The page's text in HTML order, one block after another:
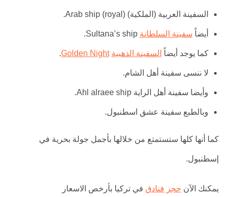
السفينة العربية (الملكية) Arab ship (royal).
أيضاً سفينة السلطانة Sultana’s ship.
كما يوجد أيضاً السفينة الذهبية Golden Night
.
لا ننسى سفينة أهل الشام.
وأيضا سفينة أهل الراية Ahl alraee ship.
وبالطبع سفينة عشق اسطنبول.
كما أنها كلها ستستمتع من خلالها بأجمل جولة بحرية في
إسطنبول.
يمكنك الآن حجز فنادق في تركيا بأرخص الاسعار